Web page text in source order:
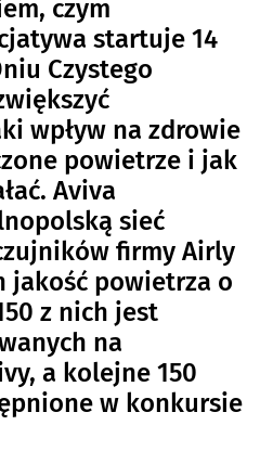
czym
startuje 14
Czystego
wpływ na zdrowie
powietrze i jak
Aviva
sieć
firmy Airly
jakość powietrza o
z nich jest
na
a kolejne 150
w konkursie